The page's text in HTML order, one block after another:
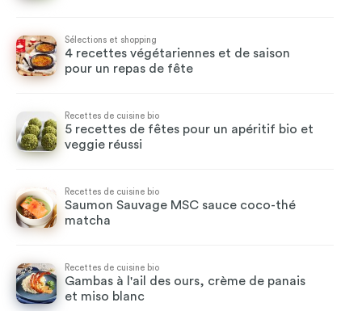
Sélections et shopping
4 recettes végétariennes et de saison
pour un repas de fête
Recettes de cuisine bio
5 recettes de fêtes pour un apéritif bio et
veggie réussi
Recettes de cuisine bio
Saumon Sauvage MSC sauce coco-thé
matcha
Recettes de cuisine bio
Gambas à l'ail des ours, crème de panais
et miso blanc